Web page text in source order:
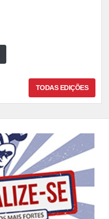
TODAS EDIÇÕES